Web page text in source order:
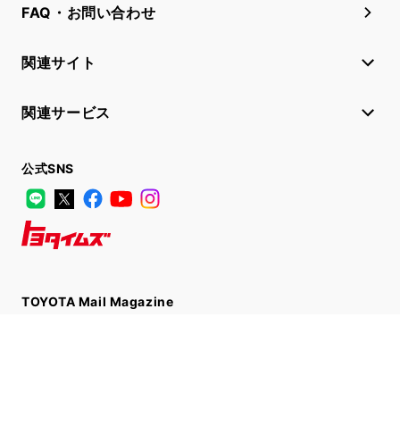
FAQ・お問い合わせ
関連サイト
関連サービス
公式SNS
LINE
X FacebookYouTube
TOYOTA Mail Magazine